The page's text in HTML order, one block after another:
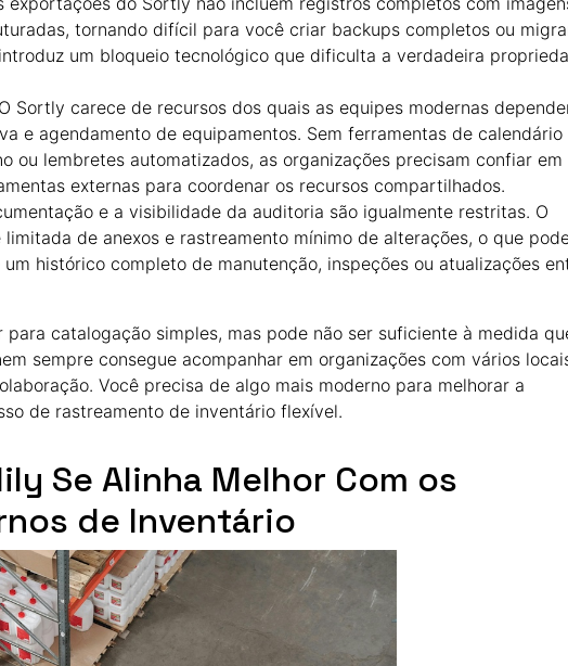
tornando difícil para você criar backups completos ou
um bloqueio tecnológico que dificulta a verdadeira
O Sortly carece de recursos dos quais as equipes modernas
e agendamento de equipamentos. Sem ferramentas de calendário
ou lembretes automatizados, as organizações precisam confiar em
externas para coordenar os recursos compartilhados.
e a visibilidade da auditoria são igualmente restritas. O
de anexos e rastreamento mínimo de alterações, o que
histórico completo de manutenção, inspeções ou atualizações
para catalogação simples, mas pode não ser suficiente à medida
sempre consegue acompanhar em organizações com vários
Você precisa de algo mais moderno para melhorar a
de rastreamento de inventário flexível.
Se Alinha Melhor Com os
de Inventário